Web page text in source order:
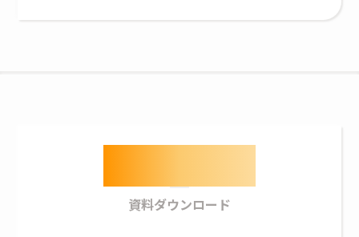
資料ダウンロード